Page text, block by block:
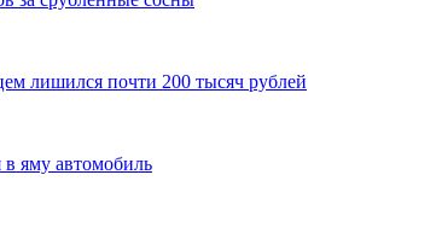
лишился почти 200 тысяч рублей
яму автомобиль